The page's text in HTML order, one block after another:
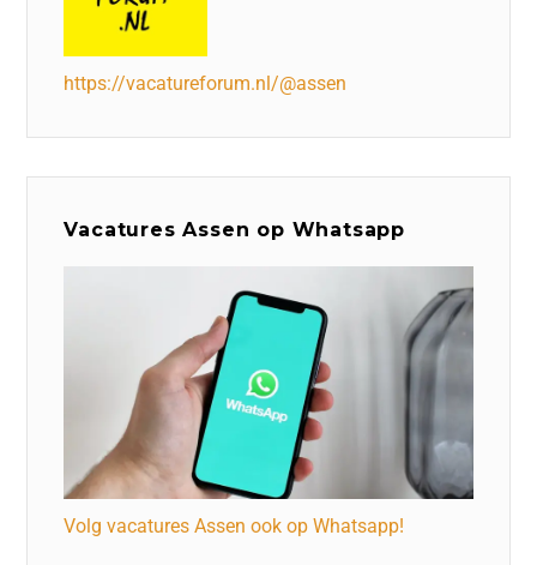
https://vacatureforum.nl/@assen
Vacatures Assen op Whatsapp
Volg vacatures Assen ook op Whatsapp!